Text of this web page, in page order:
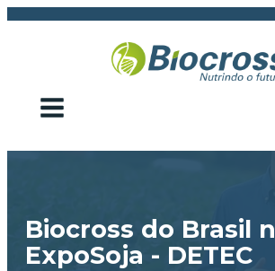
Biocross do Brasil
ExpoSoja - DETEC